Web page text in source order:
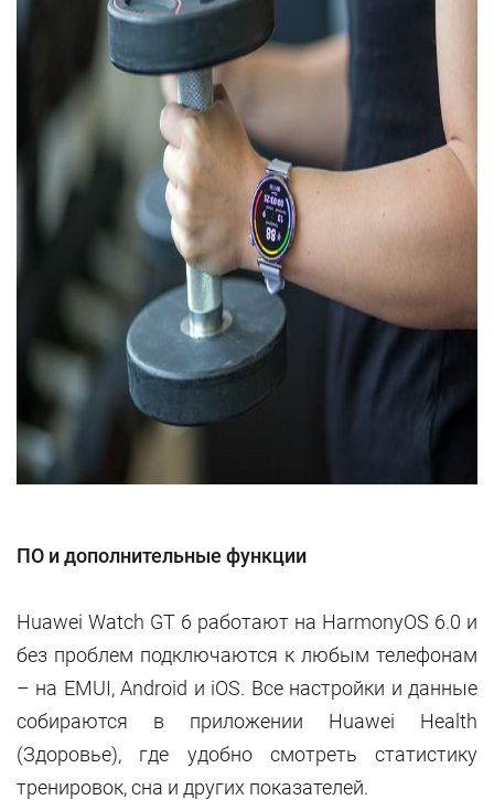
ПО и дополнительные функции
Huawei Watch GT 6 работают на HarmonyOS 6.0 и
без проблем подключаются к любым телефонам
– на EMUI, Android и iOS. Все настройки и данные
собираются в приложении Huawei Health
(Здоровье), где удобно смотреть статистику
тренировок, сна и других показателей.